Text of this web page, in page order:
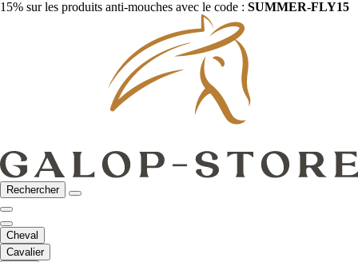
15% sur les produits anti-mouches avec le code : SUMMER-FLY15
Rechercher
Cheval
Cavalier